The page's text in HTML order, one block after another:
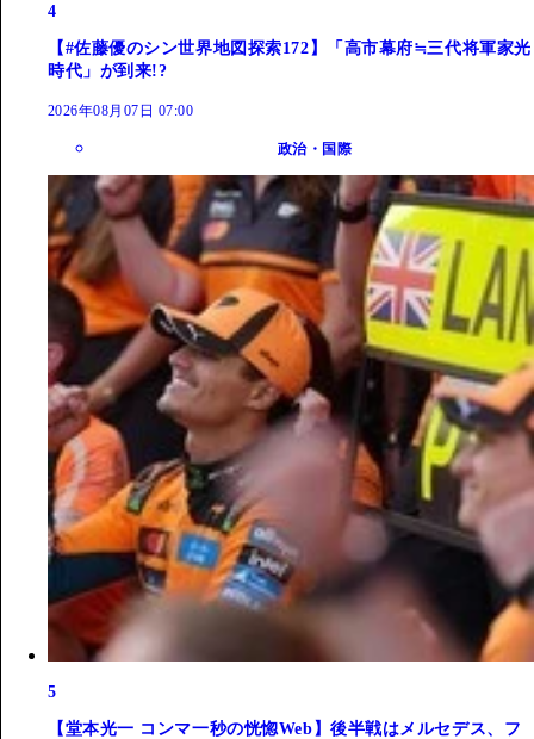
4
【#佐藤優のシン世界地図探索172】「高市幕府≒三代将軍家光
時代」が到来!?
2026年08月07日 07:00
政治・国際
5
【堂本光一 コンマ一秒の恍惚Web】後半戦はメルセデス、フ